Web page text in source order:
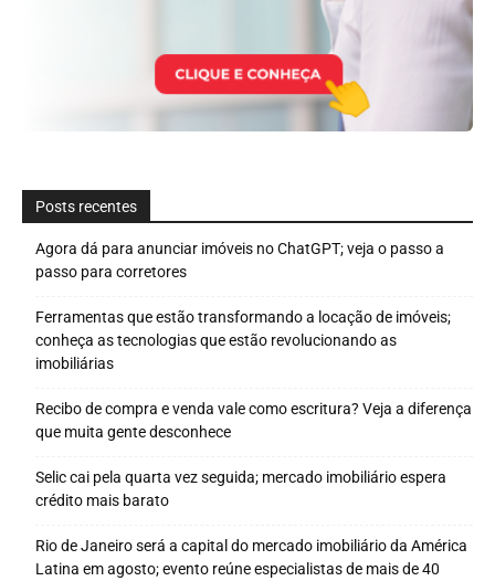
Posts recentes
Agora dá para anunciar imóveis no ChatGPT; veja o passo a
passo para corretores
Ferramentas que estão transformando a locação de imóveis;
conheça as tecnologias que estão revolucionando as
imobiliárias
Recibo de compra e venda vale como escritura? Veja a diferença
que muita gente desconhece
Selic cai pela quarta vez seguida; mercado imobiliário espera
crédito mais barato
Rio de Janeiro será a capital do mercado imobiliário da América
Latina em agosto; evento reúne especialistas de mais de 40